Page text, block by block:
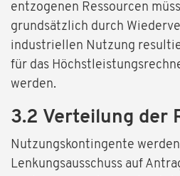
entzogenen Ressourcen
grundsätzlich durch
industriellen Nutzung
für das
werden.
3.2 Verteilung der
Nutzungskontingente
Lenkungsausschuss auf